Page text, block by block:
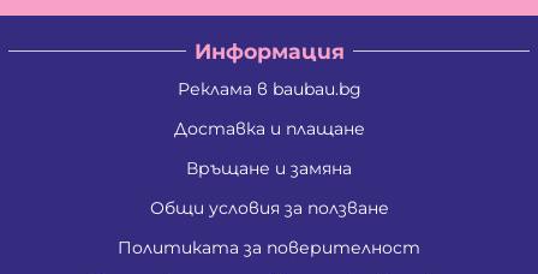
Информация
Реклама в baubau.bg
Доставка и плащане
Връщане и замяна
Общи условия за ползване
Политиката за поверителност